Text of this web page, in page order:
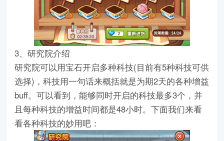
3、研究院介绍
研究院可以用宝石开启多种科技(目前有5种科技可供
选择)，科技用一句话来概括就是为期2天的各种增益
buff。可以看到，能够同时开启的科技最多3个，并
且每种科技的增益时间都是48小时。下面我们来看
看各种科技的妙用吧：